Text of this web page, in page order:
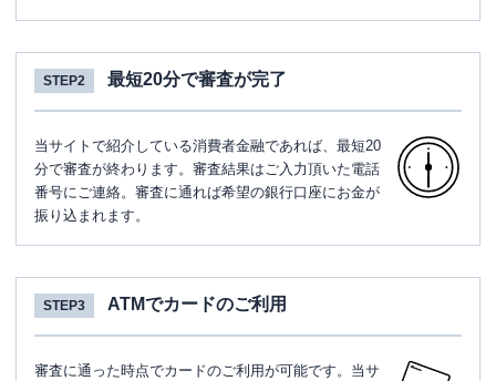
STEP2 最短20分で審査が完了
当サイトで紹介している消費者金融であれば、最短20
分で審査が終わります。審査結果はご入力頂いた電話
番号にご連絡。審査に通れば希望の銀行口座にお金が
振り込まれます。
STEP3 ATMでカードのご利用
審査に通った時点でカードのご利用が可能です。当サ